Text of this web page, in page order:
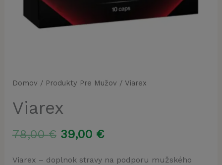
Domov / Produkty Pre Mužov / Viarex
Viarex
78,00€ Pôvodná
cena
39,00 €Aktuálna
cena
Viarex – doplnok stravy na podporu mužského